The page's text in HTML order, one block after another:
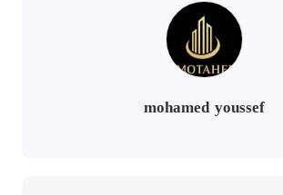
mohamed youssef